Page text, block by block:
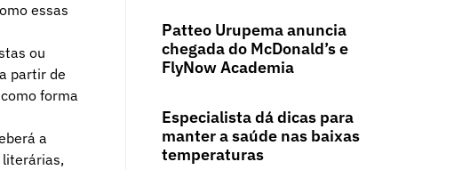
essas
ou
partir de
forma
a
literárias,
Patteo Urupema anuncia
chegada do McDonald’s e
FlyNow Academia
Especialista dá dicas para
manter a saúde nas baixas
temperaturas